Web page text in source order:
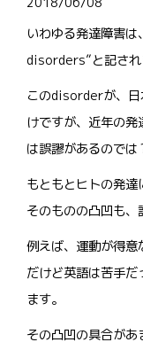
いわゆる発達障害
disorders”と記され
このdisorderが、日
けですが、近年の
は誤謬があるのでは
もともとヒトの発
そのものの凸凹も、
例えば、運動が得
だけど英語は苦手
ます。
その凸凹の具合が